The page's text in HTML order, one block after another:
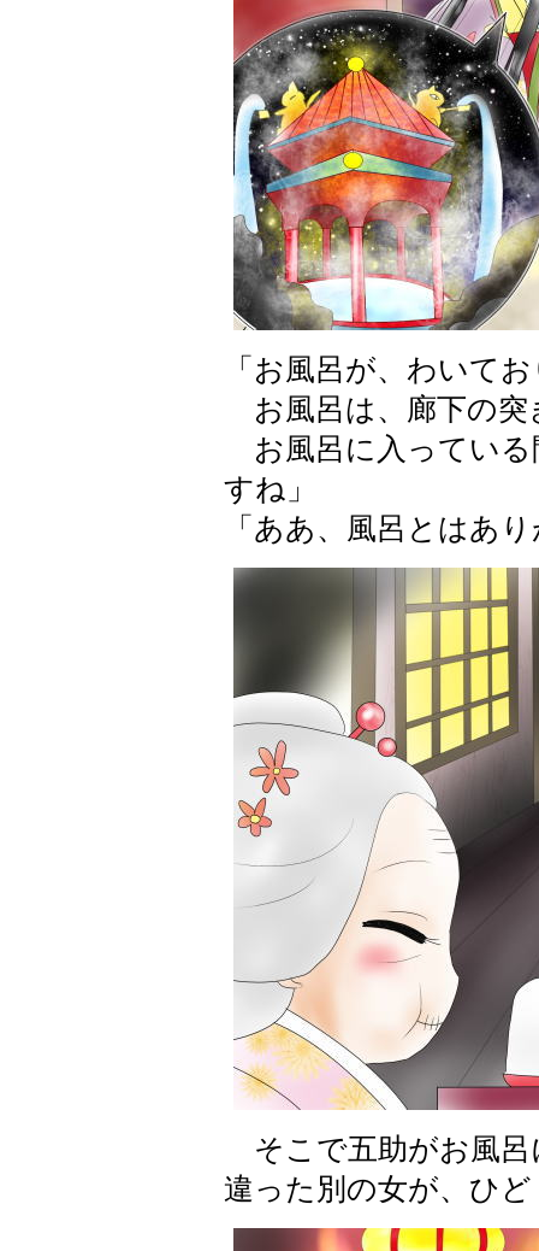
「お風呂が、わいて
お風呂は、廊下の突
お風呂に入っている
すね」
「ああ、風呂とはあ
そこで五助がお風呂
違った別の女が、ひ